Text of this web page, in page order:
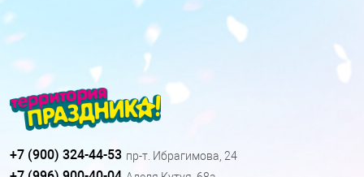
+7 (900) 324-44-53 пр-т. Ибрагимова, 24